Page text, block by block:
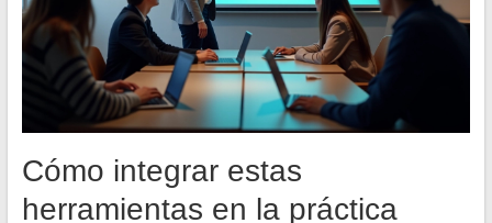
Cómo integrar estas
herramientas en la práctica